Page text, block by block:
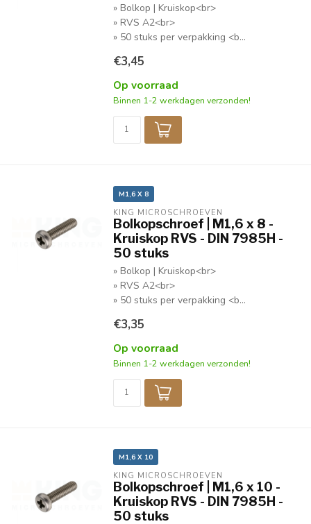
» Bolkop | Kruiskop<br>
» RVS A2<br>
» 50 stuks per verpakking <b...
€3,45
Op voorraad
Binnen 1-2 werkdagen verzonden!
M1,6 X 8
KING MICROSCHROEVEN
Bolkopschroef | M1,6 x 8 -
Kruiskop RVS - DIN 7985H -
50 stuks
» Bolkop | Kruiskop<br>
» RVS A2<br>
» 50 stuks per verpakking <b...
€3,35
Op voorraad
Binnen 1-2 werkdagen verzonden!
M1,6 X 10
KING MICROSCHROEVEN
Bolkopschroef | M1,6 x 10 -
Kruiskop RVS - DIN 7985H -
50 stuks